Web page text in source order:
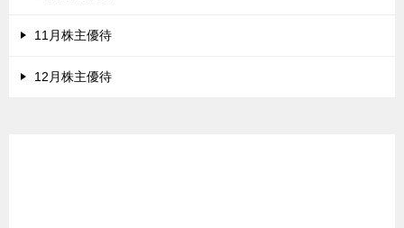
11月株主優待
12月株主優待